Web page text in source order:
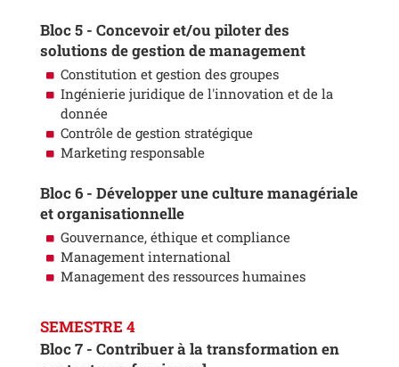
Bloc 5 - Concevoir et/ou piloter des
solutions de gestion de management
Constitution et gestion des groupes
Ingénierie juridique de l'innovation et de la
donnée
Contrôle de gestion stratégique
Marketing responsable
Bloc 6 - Développer une culture managériale
et organisationnelle
Gouvernance, éthique et compliance
Management international
Management des ressources humaines
SEMESTRE 4
Bloc 7 - Contribuer à la transformation en